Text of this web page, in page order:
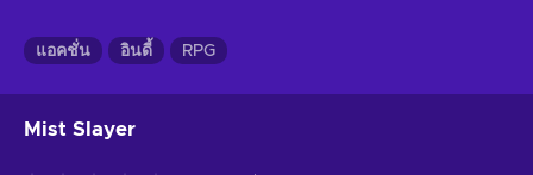
แอคชั่น อินดี้ RPG
Mist Slayer